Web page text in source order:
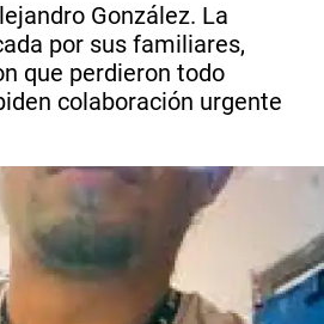
González. La
por sus familiares,
que perdieron todo
colaboración urgente